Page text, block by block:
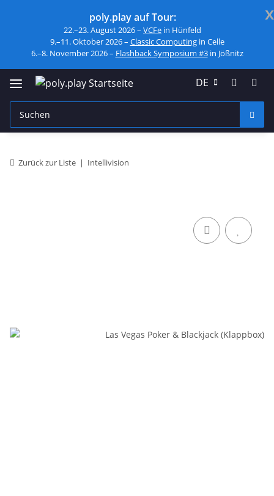
x
poly.play auf Tour:
22.–23. August 2026 – VCFe in Hünfeld
9.–11. Oktober 2026 – Classic Computingin Celle
6.–8. November 2026 – Flashback Symposium #3in Jößnitz
DE
Zurück zur Liste Intellivision